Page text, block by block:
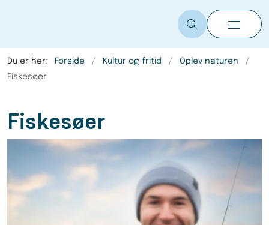
Du er her: Forside Kultur og fritid
Oplev naturen
Fiskesøer
Fiskesøer